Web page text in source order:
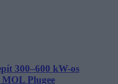
300–600 kW-os
Plugee